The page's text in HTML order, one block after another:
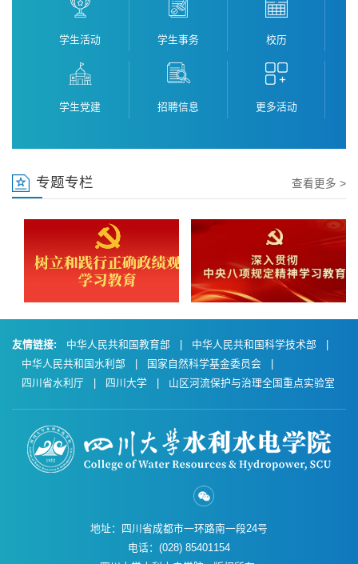
学生活动 学生事务 校历
学生党建 招聘信息 更多活动
专题专栏 查看更多 >
友情链接: 中华人民共和国教育部 中华人民共和国科学技术部
中华人民共和国水利部
国家自然科学基金委员会
四川省水利厅
四川大学 山区河流保护与治理全国重点实验室
地址：四川省成都市一环路南一段24号
电话：(028) 85401154